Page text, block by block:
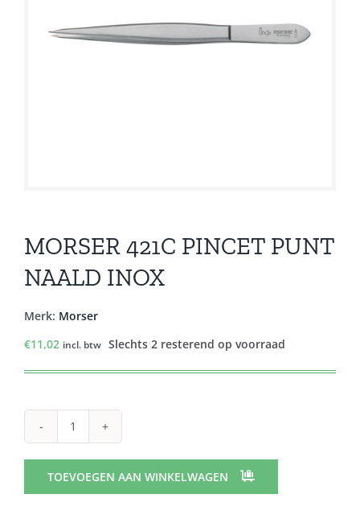
MORSER 421C PINCET PUNT
NAALD INOX
Merk: Morser
€11,02 incl. btw Slechts 2 resterend op voorraad
MORSER
PINCET
PUNT
TOEVOEGEN AAN WINKELWAGEN